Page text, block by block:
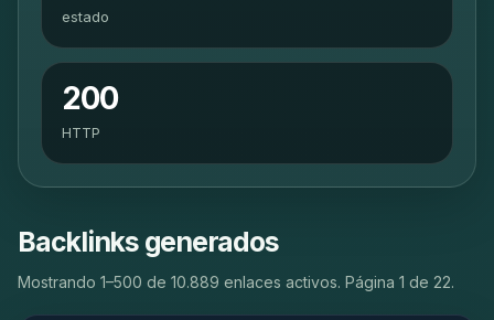
estado
200
HTTP
Backlinks generados
Mostrando 1–500 de 10.889 enlaces activos. Página 1 de 22.